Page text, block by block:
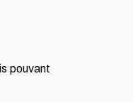
pouvant